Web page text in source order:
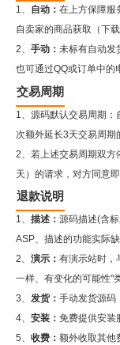
1、 自动： 在上方保障服
自卖家的商品获取（下载
2、 手动： 未标有自动发
也可通过QQ或订单中的
交易周期
1、源码默认交易周期：
次额外延长3天交易周期
2、若上述交易周期双
天）的请求，对方同意即
退款说明
1、 描述： 源码描述(含
ASP、描述的功能实际
2、 演示： 有演示站时，
一样、有变化的可能性"
3、 发货： 手动发货源码
4、 安装： 免费提供安装
5、 收费： 额外收取其他